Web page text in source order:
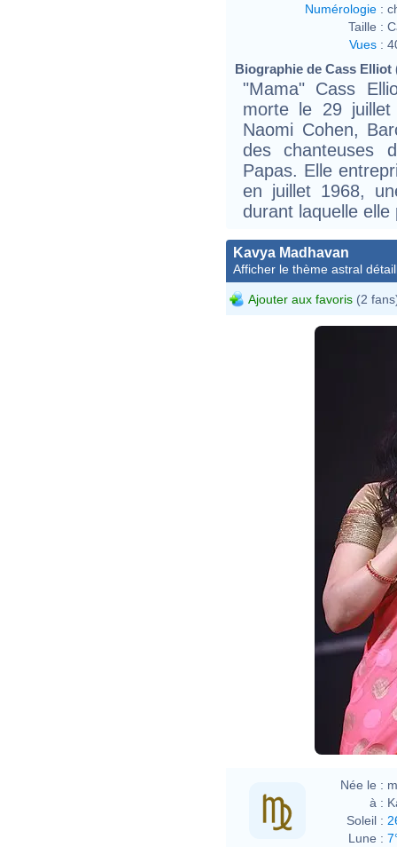
Numérologie :
Taille :
Vues :
Biographie de Cass Elliot
"Mama" Cass
morte le 29
Naomi Cohen,
des chanteuses
Papas. Elle
en juillet 1968,
durant laquelle
Kavya Madhavan
Afficher le thème astral
Ajouter aux favoris (2
Née le :
à :
Soleil :
Lune :